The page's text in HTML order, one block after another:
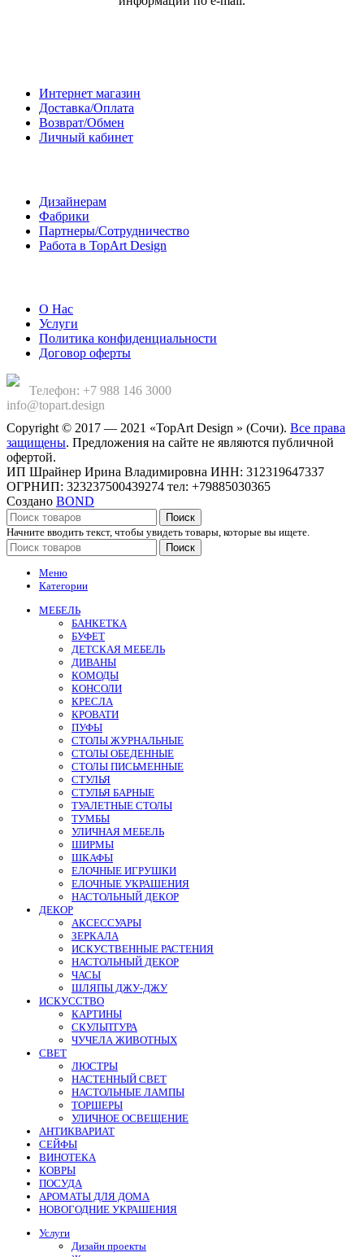
Интернет магазин
Доставка/Оплата
Возврат/Обмен
Личный кабинет
Дизайнерам
Фабрики
Партнеры/Сотрудничество
Работа в TopArt Design
О Нас
Услуги
Политика конфиденциальности
Договор оферты
Телефон: +7 988 146 3000
info@topart.design
Copyright © 2017 — 2021 «TopArt Design » (Сочи). Все права
защищены. Предложения на сайте не являются публичной
офертой.
ИП Шрайнер Ирина Владимировна ИНН: 312319647337
ОГРНИП: 323237500439274 тел: +79885030365
Создано BOND
Поиск
Начните вводить текст, чтобы увидеть товары, которые вы ищете.
Поиск
Меню
Категории
МЕБЕЛЬ
БАНКЕТКА
БУФЕТ
ДЕТСКАЯ МЕБЕЛЬ
ДИВАНЫ
КОМОДЫ
КОНСОЛИ
КРЕСЛА
КРОВАТИ
ПУФЫ
СТОЛЫ ЖУРНАЛЬНЫЕ
СТОЛЫ ОБЕДЕННЫЕ
СТОЛЫ ПИСЬМЕННЫЕ
СТУЛЬЯ
СТУЛЬЯ БАРНЫЕ
ТУАЛЕТНЫЕ СТОЛЫ
ТУМБЫ
УЛИЧНАЯ МЕБЕЛЬ
ШИРМЫ
ШКАФЫ
ЕЛОЧНЫЕ ИГРУШКИ
ЕЛОЧНЫЕ УКРАШЕНИЯ
НАСТОЛЬНЫЙ ДЕКОР
ДЕКОР
АКСЕССУАРЫ
ЗЕРКАЛА
ИСКУСТВЕННЫЕ РАСТЕНИЯ
НАСТОЛЬНЫЙ ДЕКОР
ЧАСЫ
ШЛЯПЫ ДЖУ-ДЖУ
ИСКУССТВО
КАРТИНЫ
СКУЛЬПТУРА
ЧУЧЕЛА ЖИВОТНЫХ
СВЕТ
ЛЮСТРЫ
НАСТЕННЫЙ СВЕТ
НАСТОЛЬНЫЕ ЛАМПЫ
ТОРШЕРЫ
УЛИЧНОЕ ОСВЕЩЕНИЕ
АНТИКВАРИАТ
СЕЙФЫ
ВИНОТЕКА
КОВРЫ
ПОСУДА
АРОМАТЫ ДЛЯ ДОМА
НОВОГОДНИЕ УКРАШЕНИЯ
Услуги
Дизайн проекты